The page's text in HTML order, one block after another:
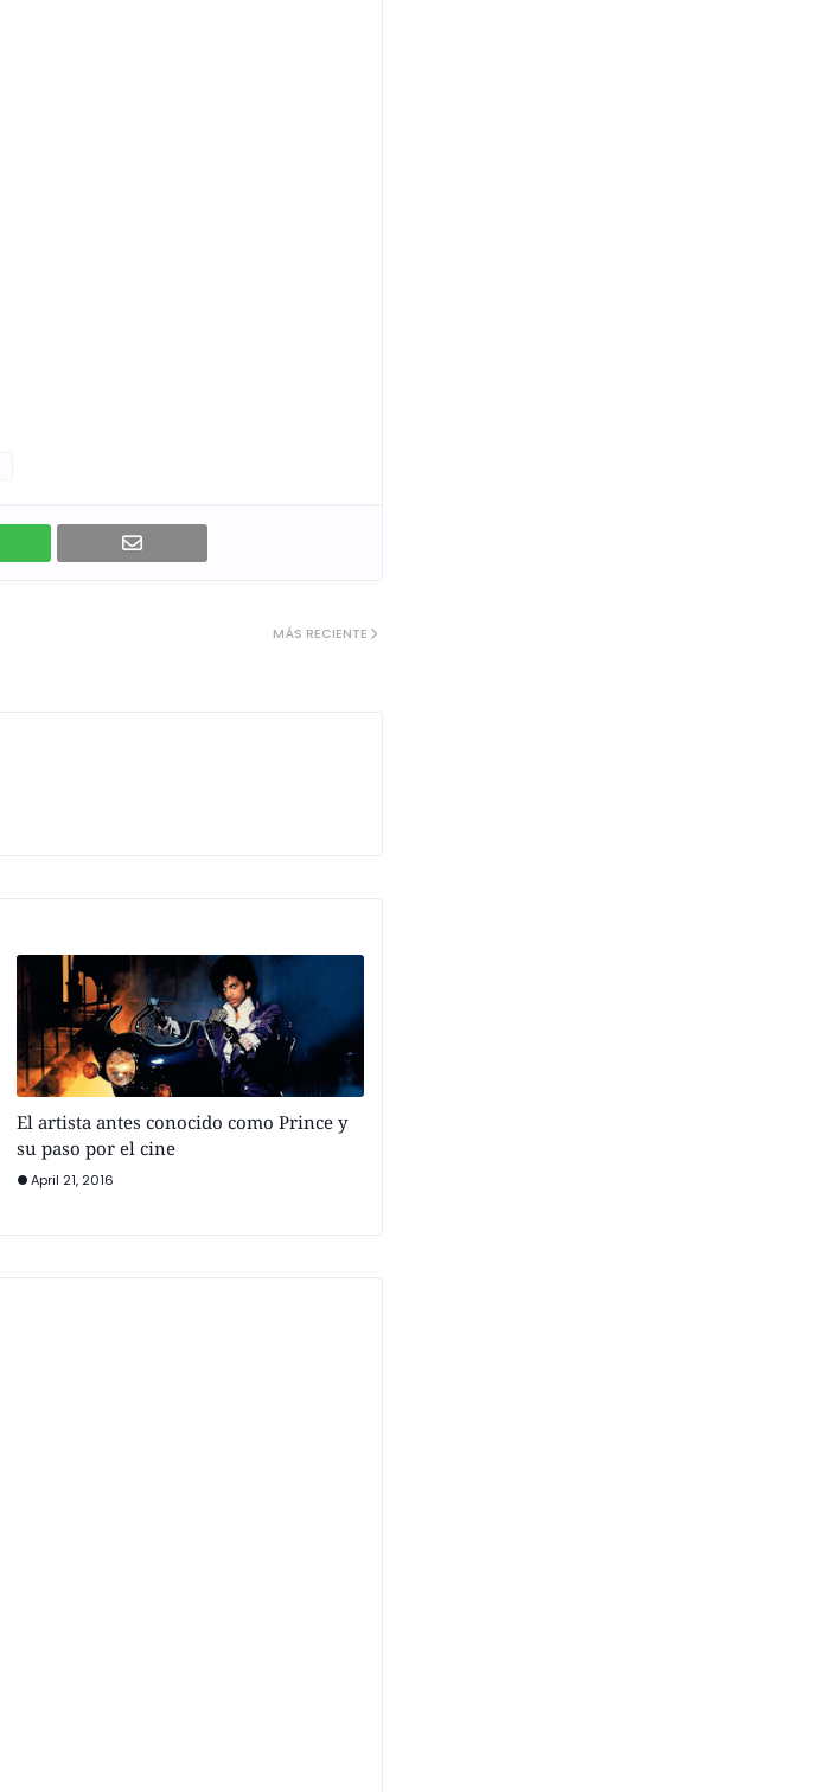
MÁS RECIENTE
El artista antes conocido como Prince y
su paso por el cine
April 21, 2016